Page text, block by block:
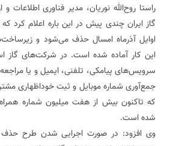
راستا روح‌الله نوریان، مدیر فناوری اطلاعات
گاز ایران چندی پیش در این باره اعلام کرد
اوایل آذرماه امسال حذف می‌شود و
این کار آماده شده است. در شرکت‌های گاز
سرویس‌های پیامکی، تلفنی، ایمیل و یا مراجعه
جمع‌آوری شماره موبایل و ثبت خوداظهاری
که تاکنون بیش از هفت میلیون شماره
شده است.
وی افزود: در صورت اجرایی شدن طرح